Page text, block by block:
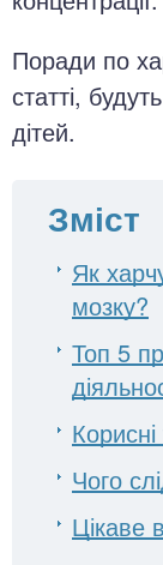
Поради по
статті,
дітей.
Зміст
Як
мозку?
Топ 5
Чого
Цікаве